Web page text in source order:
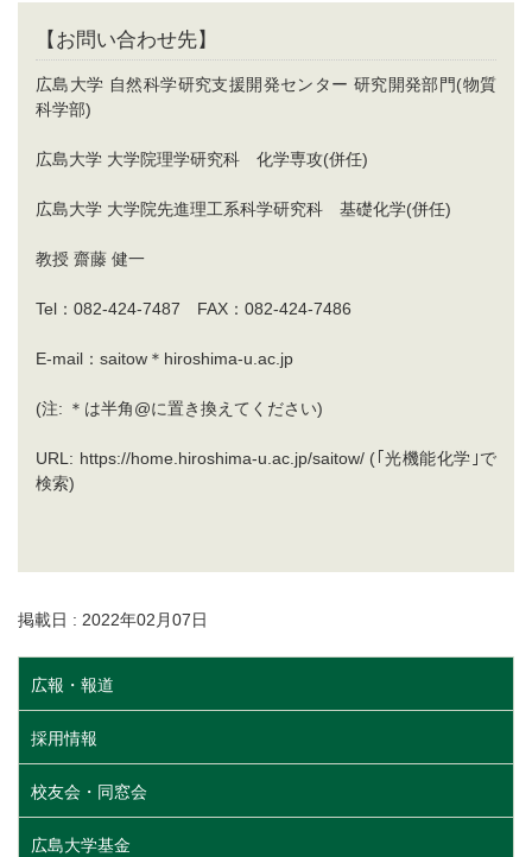
【お問い合わせ先】
広島大学 自然科学研究支援開発センター 研究開発部門(物質
科学部)
広島大学 大学院理学研究科 化学専攻(併任)
広島大学 大学院先進理工系科学研究科 基礎化学(併任)
教授 齋藤 健一
Tel：082-424-7487 FAX：082-424-7486
E-mail：saitow＊hiroshima-u.ac.jp
(注: ＊は半角@に置き換えてください)
URL: https://home.hiroshima-u.ac.jp/saitow/ (｢光機能化学｣で
検索)
掲載日 : 2022年02月07日
広報・報道
採用情報
校友会・同窓会
広島大学基金